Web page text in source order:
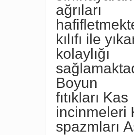
ağrıları
kılıfı ile
kolaylığı
Boyun
fıtıkları Kas
incinmeleri
spazmları